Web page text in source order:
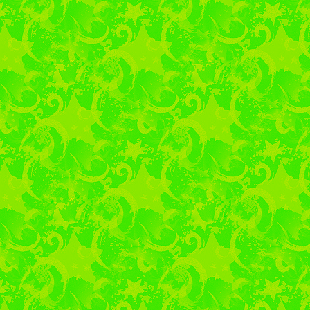
библиотекарем
Заломновой О.А.
Всеволоду
в 1874 году в
театральному
теоретику и
создателю актёрской
«биомеханика»
лет со дня
Володарского, 59, в
располагается